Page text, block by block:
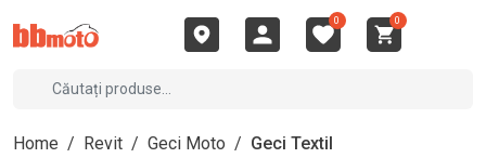
0 0
Home / Revit / Geci Moto / Geci Textil